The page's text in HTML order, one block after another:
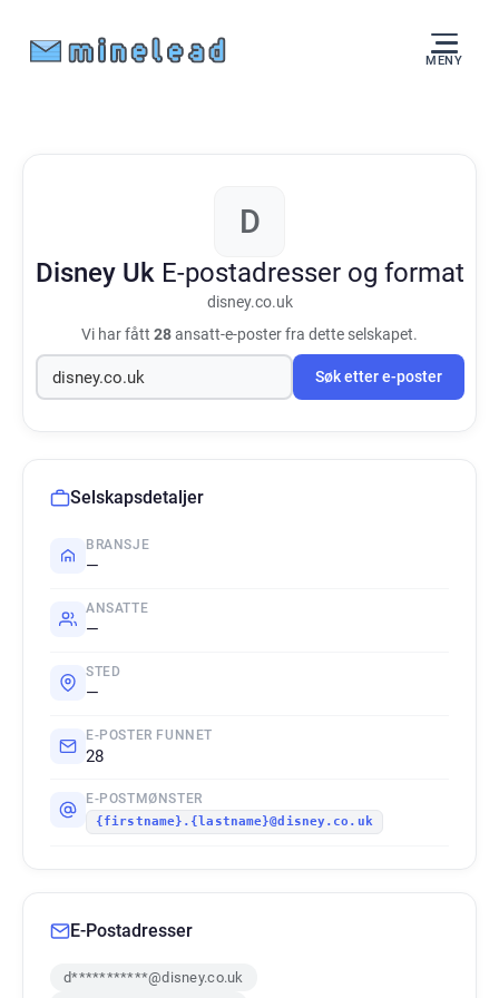
MENY
D
Disney Uk E-postadresser og format
disney.co.uk
Vi har fått 28ansatt-e-poster fra dette selskapet.
Søk etter e-poster
Selskapsdetaljer
BRANSJE
—
ANSATTE
—
STED
—
E-POSTER FUNNET
28
E-POSTMØNSTER
{firstname}.{lastname}@disney.co.uk
E-Postadresser
d***********@disney.co.uk